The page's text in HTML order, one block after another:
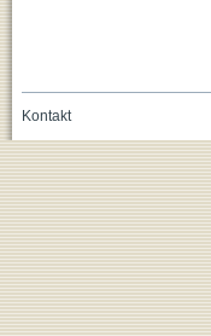
Kontakt